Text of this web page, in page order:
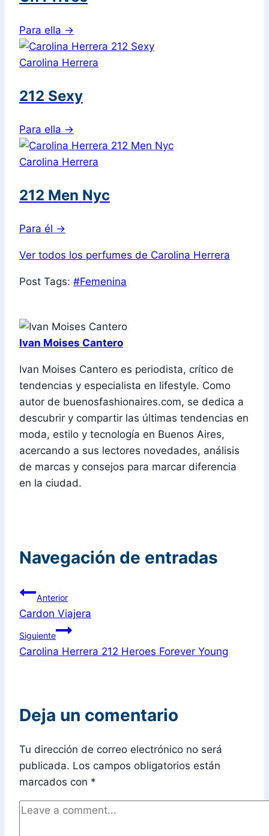
Para ella →
Carolina Herrera
212 Sexy
Para ella →
Carolina Herrera
212 Men Nyc
Para él →
Ver todos los perfumes de Carolina Herrera
Post Tags: #Femenina
Ivan Moises Cantero
Ivan Moises Cantero es periodista, crítico de
tendencias y especialista en lifestyle. Como
autor de buenosfashionaires.com, se dedica a
descubrir y compartir las últimas tendencias en
moda, estilo y tecnología en Buenos Aires,
acercando a sus lectores novedades, análisis
de marcas y consejos para marcar diferencia
en la ciudad.
Navegación de entradas
Anterior
Cardon Viajera
Siguiente
Carolina Herrera 212 Heroes Forever Young
Deja un comentario
Tu dirección de correo electrónico no será
publicada. Los campos obligatorios están
marcados con *